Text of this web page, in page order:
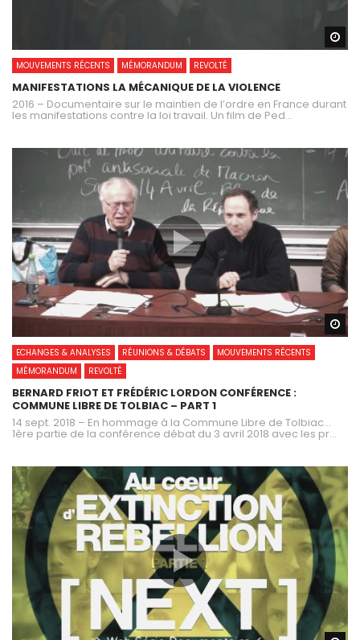
MOUVEMENTS RÉCENTS MÉMORANDUM REVOLTÉ
MANIFESTATIONS LA MÉCANIQUE DE LA VIOLENCE
2016 – Documentaire sur le maintien de l’ordre en France durant
les manifestations contre la loi travail. Un film de Ped...
ECHANGES & ANALYSES RÉUNIONS & DÉBATS
MOUVEMENTS RÉCENTS
MÉMORANDUM
REVOLTÉ
BERNARD FRIOT ET FRÉDÉRIC LORDON CONFÉRENCE :
COMMUNE LIBRE DE TOLBIAC – PART 1
14 sept. 2018 – En hommage à la Commune Libre de Tolbiac…
1ère partie de la conférence débat du 3 avril 2018 avec les pr...